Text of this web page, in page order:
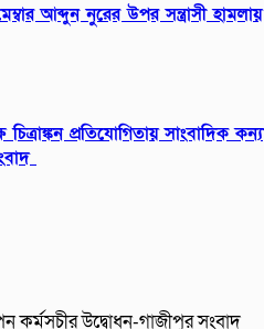
আব্দুন নুরের উপর সন্ত্রাসী হামলায়
প্রতিযোগিতায় সাংবাদিক
কর্মসূচীর উদ্বোধন-গাজীপুর সংবাদ